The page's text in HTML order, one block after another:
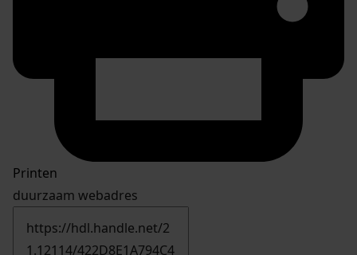
Printen
duurzaam webadres